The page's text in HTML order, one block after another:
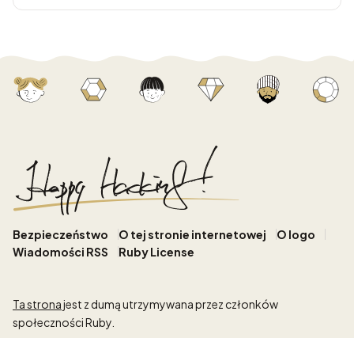
Bezpieczeństwo O tej stronie internetowej
O logo
Wiadomości RSS
Ruby License
Ta stronajest z dumą utrzymywana przez członków
społeczności Ruby.